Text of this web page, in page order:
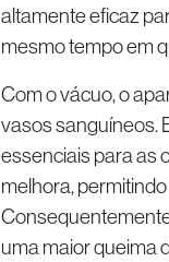
altamente eficaz
mesmo tempo em
Com o vácuo, o
vasos sanguíneos.
essenciais para as
melhora,
uma maior queima